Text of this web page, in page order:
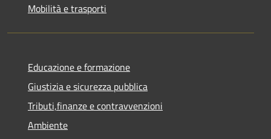
Mobilità e trasporti
Educazione e formazione
Giustizia e sicurezza pubblica
Tributi,finanze e contravvenzioni
Ambiente